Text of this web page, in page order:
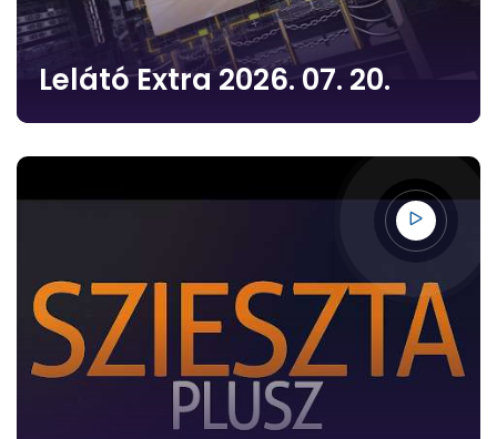
Lelátó Extra 2026. 07. 20.